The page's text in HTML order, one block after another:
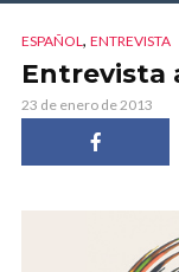
ESPAÑOL, ENTREVISTA
Entrevista
23 de enero de 2013